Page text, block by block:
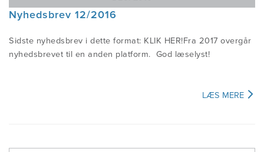
PATIENT REFERENCER
ALMINDELIGE MISFORSTÅELSER AF
MDT
KURSUS BESKRIVELSER
ECTS ANGIVELSER
VEDTÆGTER
FORMANDENS BERETNINGER
NYHEDER
KONTAKT
Nyhedsbrev 12/2016
Sidste nyhedsbrev i dette format: KLIK HER!Fra 2017 overgår
nyhedsbrevet til en anden platform. God læselyst!
LÆS MERE